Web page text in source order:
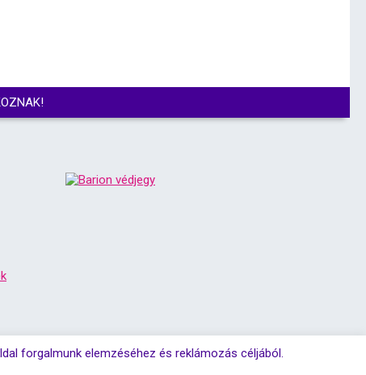
forgalmunk elemzéséhez és reklámozás céljából.